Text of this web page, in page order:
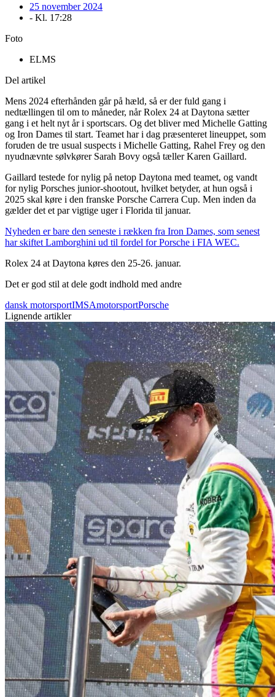
25 november 2024
- Kl. 17:28
Foto
ELMS
Del artikel
Mens 2024 efterhånden går på hæld, så er der fuld gang i
nedtællingen til om to måneder, når Rolex 24 at Daytona sætter
gang i et helt nyt år i sportscars. Og det bliver med Michelle Gatting
og Iron Dames til start. Teamet har i dag præsenteret lineuppet, som
foruden de tre usual suspects i Michelle Gatting, Rahel Frey og den
nyudnævnte sølvkører Sarah Bovy også tæller Karen Gaillard.
Gaillard testede for nylig på netop Daytona med teamet, og vandt
for nylig Porsches junior-shootout, hvilket betyder, at hun også i
2025 skal køre i den franske Porsche Carrera Cup. Men inden da
gælder det et par vigtige uger i Florida til januar.
Nyheden er bare den seneste i rækken fra Iron Dames, som senest
har skiftet Lamborghini ud til fordel for Porsche i FIA WEC.
Rolex 24 at Daytona køres den 25-26. januar.
Det er god stil at dele godt indhold med andre
dansk motorsportIMSAmotorsportPorsche
Lignende artikler